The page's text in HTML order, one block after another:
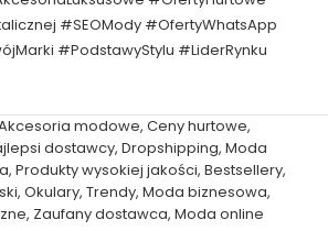
#SEOMody #OfertyWhatsApp
#PodstawyStylu #LiderRynku
modowe, Ceny hurtowe,
dostawcy, Dropshipping, Moda
, Produkty wysokiej jakości, Bestsellery,
, Okulary, Trendy, Moda biznesowa,
, Zaufany dostawca, Moda online